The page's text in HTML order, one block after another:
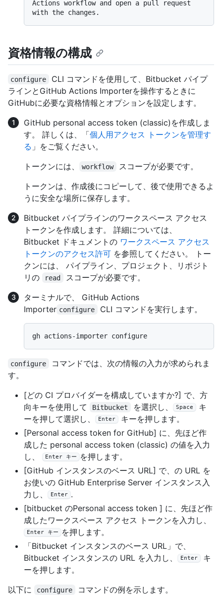
Actions workflow and open a pull request
資格情報の構成
configure
CLI コマンドを使用して、Bitbucket パイプ
ラインとGitHub Actions Importerを操作するときに
GitHubに必要な資格情報とオプションを設定します。
GitHub personal access token (classic)を作成しま
す。 詳しくは、「個人用アクセス トークンを管理す
る 」をご覧ください。
トークンには、
workflow
スコープが必要です。
トークンは、作成後にコピーして、後で使用できるよ
うに安全な場所に保存します。
Bitbucket パイプラインのワークスペース アクセス
トークンを作成します。 詳細については、
Bitbucket ドキュメントの ワークスペース アクセス
トークンのアクセス許可 を参照してください。 トー
クンには、 パイプライン、プロジェクト、リポジト
リの
read
スコープが必要です。
ターミナルで、 GitHub Actions
Importer configure CLI コマンドを実行します。
configure
コマンドでは、次の情報の入力が求められま
す。
[どの CI プロバイダーを構成していますか?] で、方
向キーを使用して
Bitbucket を選択し、 Space
キ
ーを押して選択し、
Enter
キーを押します。
[Personal access token for GitHub] に、先ほど作
成した personal access token (classic) の値を入力
し、
Enter キー
を押します。
[GitHub インスタンスのベース URL] で、の URL を
お使いの GitHub Enterprise Server インスタンス入
力し、
Enter .
[bitbucket のPersonal access token ] に、先ほど作
成したワークスペース アクセス トークンを入力し、
Enter キー
を押します。
「Bitbucket インスタンスのベース URL」で、
Bitbucket インスタンスの URL を入力し、
Enter
キ
ーを押します。
以下に
configure コマンドの例を示します。